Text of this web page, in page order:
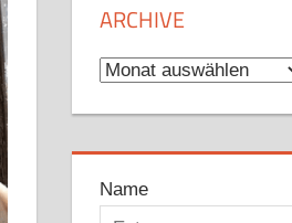
ARCHIVE
Archive
Name